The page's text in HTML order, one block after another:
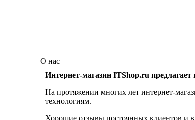
О нас
Интернет-магазин ITShop.ru
На протяжении многих лет интернет-
технологиям.
Хорошие отзывы постоянных клиентов и